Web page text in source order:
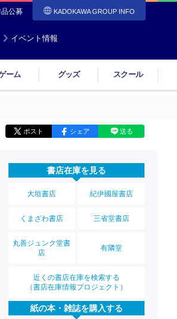
公募 KADOKAWA GROUP INFO
イベント情報
ーム グッズ スクール
ポスト シェア 送る
書店在庫を見る
大垣書店 紀伊國屋書店
くまざわ書店 三省堂書店
丸善ジュンク堂書
店
有隣堂
近くの書店在庫を検索する
（書店在庫情報プロジェクト）
紙の本・雑誌を購入する